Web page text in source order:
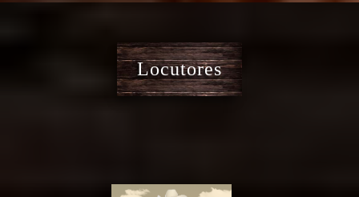
Locutores